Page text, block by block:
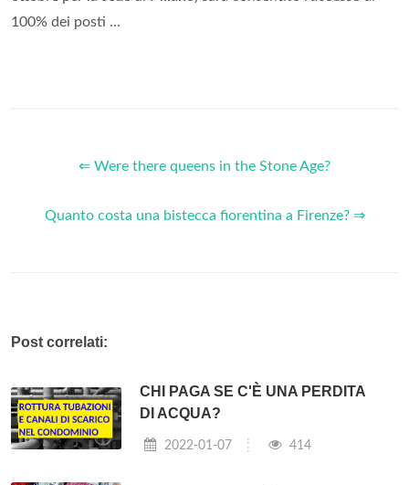
100% dei posti ...
⇐ Were there queens in the Stone Age?
Quanto costa una bistecca fiorentina a Firenze? ⇒
Post correlati:
CHI PAGA SE C'È UNA PERDITA
DI ACQUA?
2022-01-07 414